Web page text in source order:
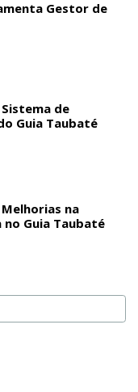
Gestor de
de
Guia Taubaté
na
Guia Taubaté